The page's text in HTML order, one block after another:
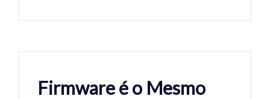
Firmware é o Mesmo